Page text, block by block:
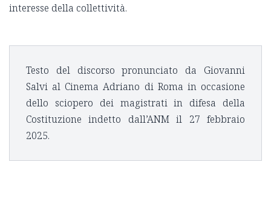
interesse della collettività.
Testo del discorso pronunciato da Giovanni
Salvi al Cinema Adriano di Roma in occasione
dello sciopero dei magistrati in difesa della
Costituzione indetto dall’ANM il 27 febbraio
2025.